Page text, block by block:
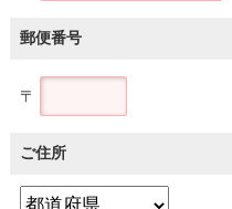
郵便番号
〒
ご住所